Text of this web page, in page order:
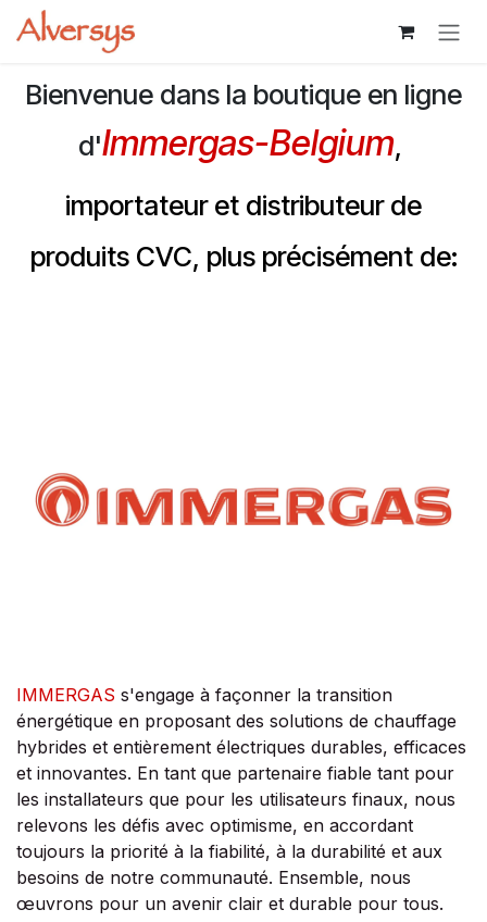
Se rendre au contenu
Bienvenue dans la boutique en ligne
d'Immergas-Belgium,
importateur et distributeur de
produits CVC, plus précisément de:
IMMERGAS s'engage à façonner la transition
énergétique en proposant des solutions de chauffage
hybrides et entièrement électriques durables, efficaces
et innovantes. En tant que partenaire fiable tant pour
les installateurs que pour les utilisateurs finaux, nous
relevons les défis avec optimisme, en accordant
toujours la priorité à la fiabilité, à la durabilité et aux
besoins de notre communauté. Ensemble, nous
œuvrons pour un avenir clair et durable pour tous.